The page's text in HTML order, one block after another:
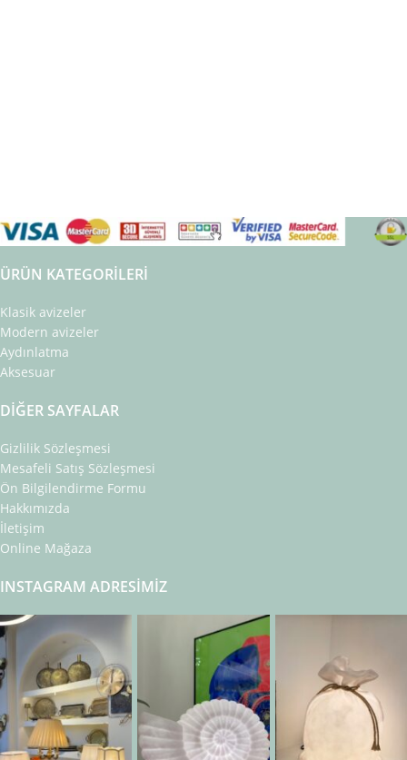
ÜRÜN KATEGORILERI
Klasik avizeler
Modern avizeler
Aydınlatma
Aksesuar
DIĞER SAYFALAR
Gizlilik Sözleşmesi
Mesafeli Satış Sözleşmesi
Ön Bilgilendirme Formu
Hakkımızda
İletişim
Online Mağaza
INSTAGRAM ADRESIMIZ